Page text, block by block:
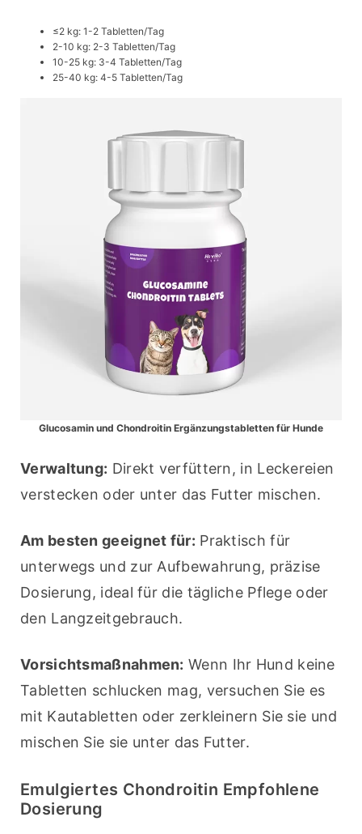
≤2 kg: 1-2 Tabletten/Tag
2-10 kg: 2-3 Tabletten/Tag
10-25 kg: 3-4 Tabletten/Tag
25-40 kg: 4-5 Tabletten/Tag
Glucosamin und Chondroitin Ergänzungstabletten für Hunde
Verwaltung: Direkt verfüttern, in Leckereien
verstecken oder unter das Futter mischen.
Am besten geeignet für: Praktisch für
unterwegs und zur Aufbewahrung, präzise
Dosierung, ideal für die tägliche Pflege oder
den Langzeitgebrauch.
Vorsichtsmaßnahmen: Wenn Ihr Hund keine
Tabletten schlucken mag, versuchen Sie es
mit Kautabletten oder zerkleinern Sie sie und
mischen Sie sie unter das Futter.
Emulgiertes Chondroitin Empfohlene
Dosierung